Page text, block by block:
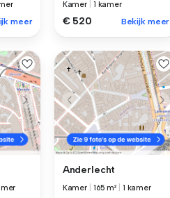
meer
Kamer 1 kamer
€ 520 Bekijk meer
Anderlecht
Kamer 165 m² 1 kamer